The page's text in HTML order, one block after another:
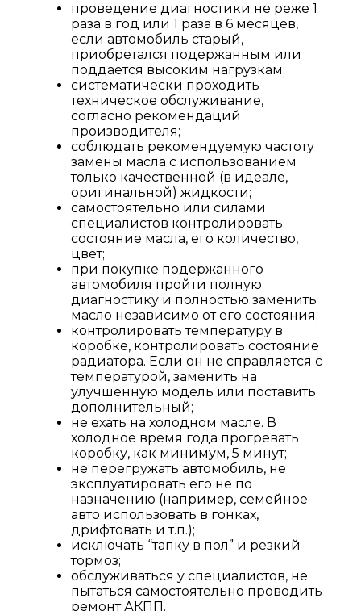
проведение диагностики не реже 1
раза в год или 1 раза в 6 месяцев,
если автомобиль старый,
приобретался подержанным или
поддается высоким нагрузкам;
систематически проходить
техническое обслуживание,
согласно рекомендаций
производителя;
соблюдать рекомендуемую частоту
замены масла с использованием
только качественной (в идеале,
оригинальной) жидкости;
самостоятельно или силами
специалистов контролировать
состояние масла, его количество,
цвет;
при покупке подержанного
автомобиля пройти полную
диагностику и полностью заменить
масло независимо от его состояния;
контролировать температуру в
коробке, контролировать состояние
радиатора. Если он не справляется с
температурой, заменить на
улучшенную модель или поставить
дополнительный;
не ехать на холодном масле. В
холодное время года прогревать
коробку, как минимум, 5 минут;
не перегружать автомобиль, не
эксплуатировать его не по
назначению (например, семейное
авто использовать в гонках,
дрифтовать и т.п.);
исключать “тапку в пол” и резкий
тормоз;
обслуживаться у специалистов, не
пытаться самостоятельно проводить
ремонт АКПП.